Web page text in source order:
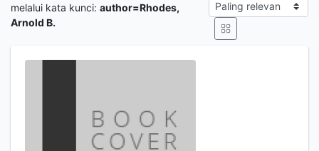
melalui kata kunci: author=Rhodes,
Arnold B.